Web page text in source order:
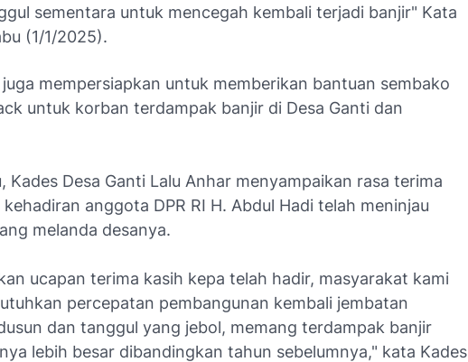
sementara untuk mencegah kembali terjadi banjir" Kata
(1/1/2025).
juga mempersiapkan untuk memberikan bantuan sembako
untuk korban terdampak banjir di Desa Ganti dan
Kades Desa Ganti Lalu Anhar menyampaikan rasa terima
anggota DPR RI H. Abdul Hadi telah meninjau
melanda desanya.
ucapan terima kasih kepa telah hadir, masyarakat kami
percepatan pembangunan kembali jembatan
dan tanggul yang jebol, memang terdampak banjir
lebih besar dibandingkan tahun sebelumnya," kata Kades